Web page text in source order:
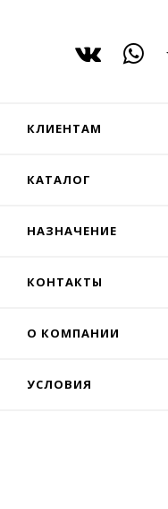
КЛИЕНТАМ
КАТАЛОГ
НАЗНАЧЕНИЕ
КОНТАКТЫ
О КОМПАНИИ
УСЛОВИЯ